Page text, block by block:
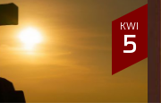
KWI
5